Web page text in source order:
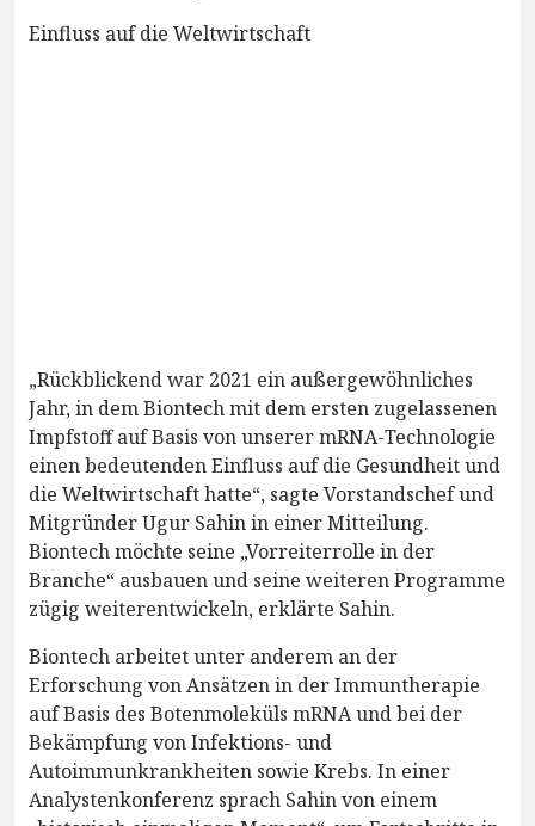
Einfluss auf die Weltwirtschaft
„Rückblickend war 2021 ein außergewöhnliches
Jahr, in dem Biontech mit dem ersten zugelassenen
Impfstoff auf Basis von unserer mRNA-Technologie
einen bedeutenden Einfluss auf die Gesundheit und
die Weltwirtschaft hatte“, sagte Vorstandschef und
Mitgründer Ugur Sahin in einer Mitteilung.
Biontech möchte seine „Vorreiterrolle in der
Branche“ ausbauen und seine weiteren Programme
zügig weiterentwickeln, erklärte Sahin.
Biontech arbeitet unter anderem an der
Erforschung von Ansätzen in der Immuntherapie
auf Basis des Botenmoleküls mRNA und bei der
Bekämpfung von Infektions- und
Autoimmunkrankheiten sowie Krebs. In einer
Analystenkonferenz sprach Sahin von einem